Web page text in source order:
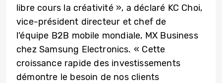
libre cours la créativité », a déclaré KC Choi,
vice-président directeur et chef de
l’équipe B2B mobile mondiale, MX Business
chez Samsung Electronics. « Cette
croissance rapide des investissements
démontre le besoin de nos clients